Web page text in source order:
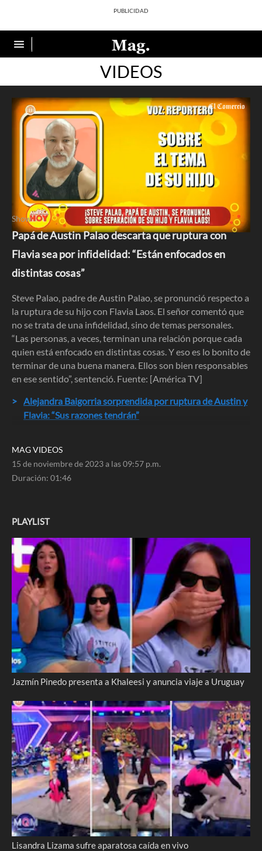
VIDEOS
0
of
minute,
Show
Papá de Austin Palao descarta que ruptura con
Flavia sea por infidelidad: “Están enfocados en
distintas cosas”
Steve Palao, padre de Austin Palao, se pronunció respecto a
la ruptura de su hijo con Flavia Laos. El señor comentó que
no se trata de una infidelidad, sino de temas personales.
“Las personas, a veces, terminan una relación porque cada
quien está enfocado en distintas cosas. Y eso es lo bonito de
terminar de una buena manera. Ellos son bien responsables
en ese sentido”, sentenció. Fuente: [América TV]
Alejandra Baigorria sorprendida por ruptura de Austin y
Flavia: “Sus razones tendrán”
MAG VIDEOS
15 de noviembre de 2023 a las 09:57 p.m.
Duración: 01:46
PLAYLIST
Jazmín Pinedo presenta a Khaleesi y anuncia viaje a Uruguay
Lisandra Lizama sufre aparatosa caída en vivo